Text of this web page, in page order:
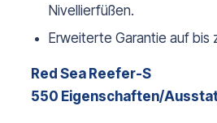
Nivellierfüßen.
Erweiterte Garantie auf bis
Red Sea Reefer-S
550 Eigenschaften/